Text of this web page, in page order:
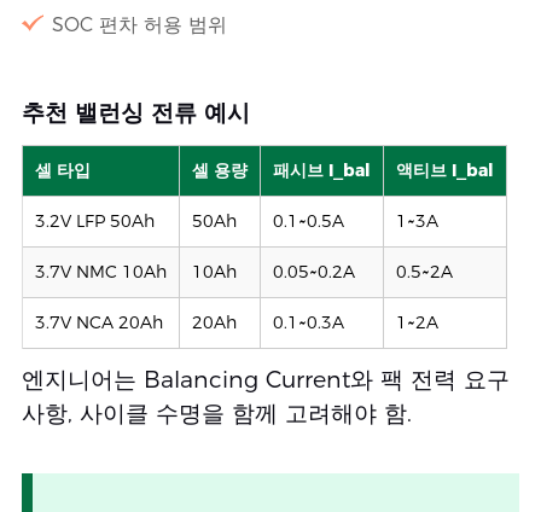
SOC 편차 허용 범위
추천 밸런싱 전류 예시
셀 타입 셀 용량 패시브 I_bal 액티브 I_bal
3.2V LFP 50Ah 50Ah 0.1~0.5A 1~3A
3.7V NMC 10Ah 10Ah 0.05~0.2A 0.5~2A
3.7V NCA 20Ah 20Ah 0.1~0.3A 1~2A
엔지니어는 Balancing Current와 팩 전력 요구
사항, 사이클 수명을 함께 고려해야 함.